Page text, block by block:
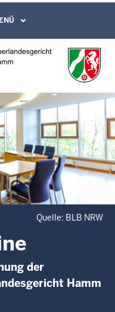
Quelle: BLB NRW
der
Hamm